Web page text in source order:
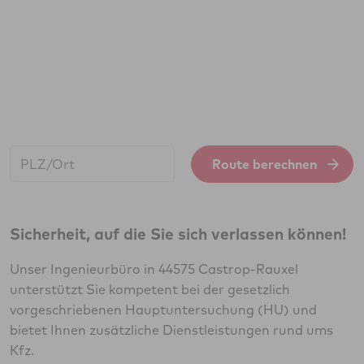
Route berechnen
Sicherheit, auf die Sie sich verlassen können!
Unser Ingenieurbüro in 44575 Castrop-Rauxel
unterstützt Sie kompetent bei der gesetzlich
vorgeschriebenen Hauptuntersuchung (HU) und
bietet Ihnen zusätzliche Dienstleistungen rund ums
Kfz.